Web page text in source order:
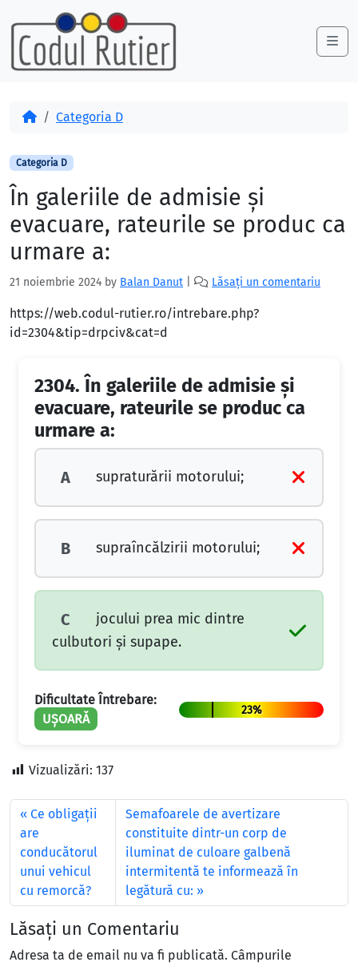
Skip to content
Skip to footer
AcasăCategoria D
Categoria D
În galeriile de admisie şi
evacuare, rateurile se produc ca
urmare a:
21 noiembrie 2024 by Balan Danut Lăsați un comentariu
https://web.codul-rutier.ro/intrebare.php?
id=2304&tip=drpciv&cat=d
2304. În galeriile de admisie şi
evacuare, rateurile se produc ca
urmare a:
A supraturării motorului;
B supraîncălzirii motorului;
C
jocului prea mic dintre
culbutori şi supape.
Dificultate Întrebare:
UȘOARĂ
23%
Vizualizări: 137
Ce obligații
are
conducătorul
unui vehicul
cu remorcă?
Semafoarele de avertizare
constituite dintr-un corp de
iluminat de culoare galbenă
intermitentă te informează în
legătură cu:
Lăsați un Comentariu
Adresa ta de email nu va fi publicată. Câmpurile